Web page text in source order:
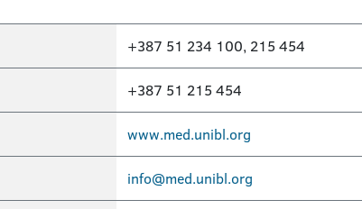
+387 51 234 100, 215 454
+387 51 215 454
www.med.unibl.org
info@med.unibl.org